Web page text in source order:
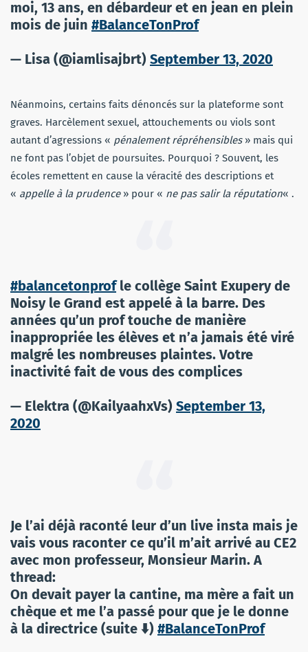
moi, 13 ans, en débardeur et en jean en plein
mois de juin #BalanceTonProf
— Lisa (@iamlisajbrt) September 13, 2020
Néanmoins, certains faits dénoncés sur la plateforme sont
graves. Harcèlement sexuel, attouchements ou viols sont
autant d’agressions « pénalement répréhensibles» mais qui
ne font pas l’objet de poursuites. Pourquoi ? Souvent, les
écoles remettent en cause la véracité des descriptions et
« appelle à la prudence» pour « ne pas salir la réputation« .
#balancetonprofle collège Saint Exupery de
Noisy le Grand est appelé à la barre. Des
années qu’un prof touche de manière
inappropriée les élèves et n’a jamais été viré
malgré les nombreuses plaintes. Votre
inactivité fait de vous des complices
— Elektra (@KailyaahxVs) September 13,
2020
Je l’ai déjà raconté leur d’un live insta mais je
vais vous raconter ce qu’il m’ait arrivé au CE2
avec mon professeur, Monsieur Marin. A
thread:
On devait payer la cantine, ma mère a fait un
chèque et me l’a passé pour que je le donne
à la directrice (suite ⬇️) #BalanceTonProf